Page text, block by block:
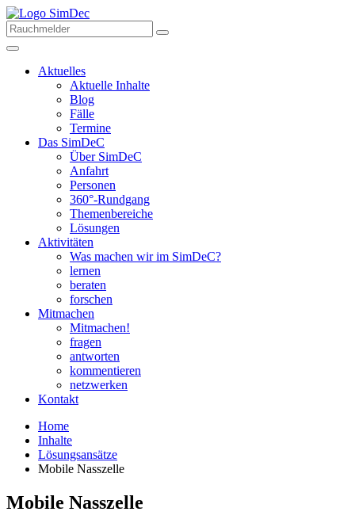
Aktuelles
Aktuelle Inhalte
Blog
Fälle
Termine
Das SimDeC
Über SimDeC
Anfahrt
Personen
360°-Rundgang
Themenbereiche
Lösungen
Aktivitäten
Was machen wir im SimDeC?
lernen
beraten
forschen
Mitmachen
Mitmachen!
fragen
antworten
kommentieren
netzwerken
Kontakt
Home
Inhalte
Lösungsansätze
Mobile Nasszelle
Mobile Nasszelle